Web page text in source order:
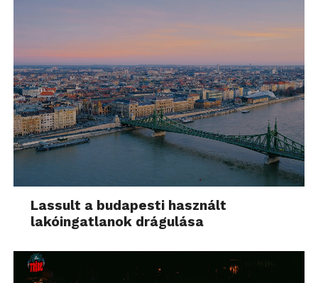
Lassult a budapesti használt
lakóingatlanok drágulása